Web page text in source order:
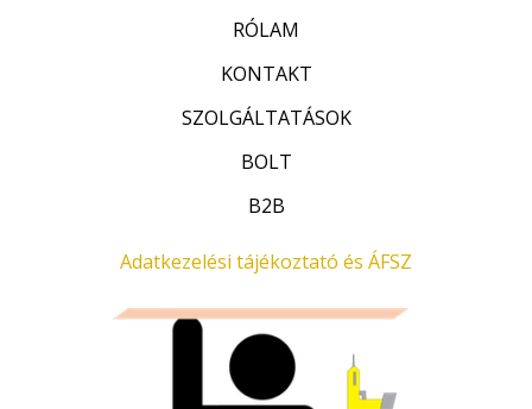
RÓLAM
KONTAKT
SZOLGÁLTATÁSOK
BOLT
B2B
Adatkezelési tájékoztató és ÁFSZ